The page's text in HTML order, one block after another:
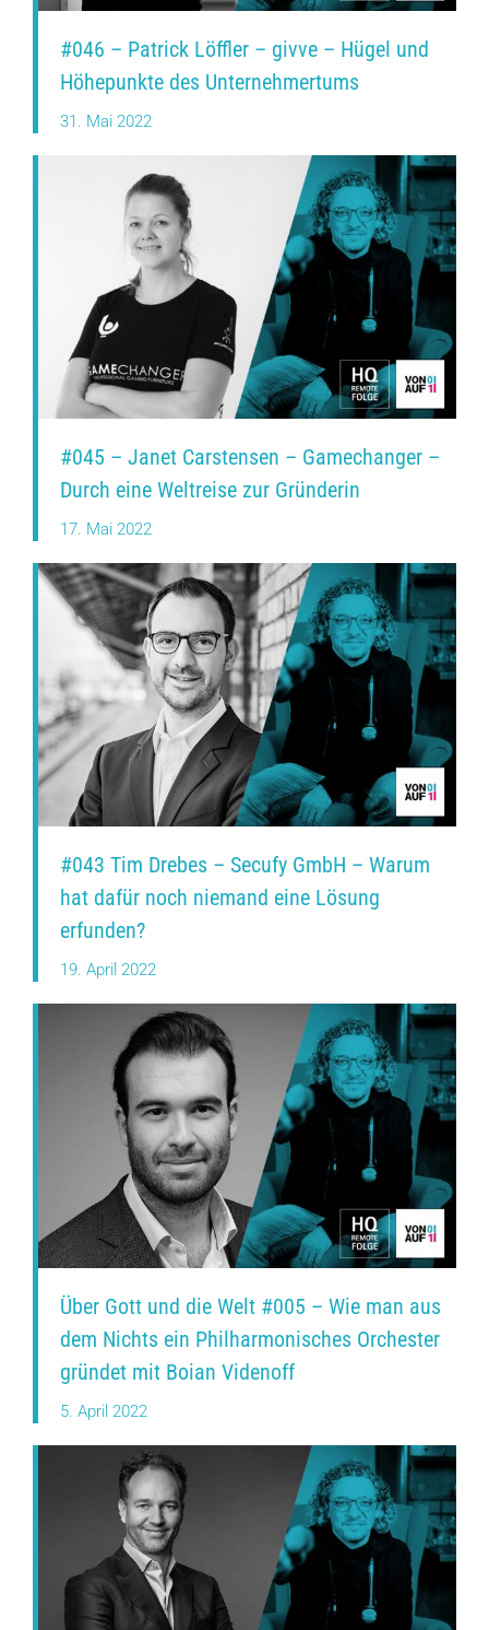
#046 – Patrick Löffler – givve – Hügel und
Höhepunkte des Unternehmertums
31. Mai 2022
#045 – Janet Carstensen – Gamechanger –
Durch eine Weltreise zur Gründerin
17. Mai 2022
#043 Tim Drebes – Secufy GmbH – Warum
hat dafür noch niemand eine Lösung
erfunden?
19. April 2022
Über Gott und die Welt #005 – Wie man aus
dem Nichts ein Philharmonisches Orchester
gründet mit Boian Videnoff
5. April 2022